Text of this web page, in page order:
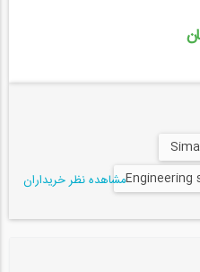
مشاهده نظر خریداران